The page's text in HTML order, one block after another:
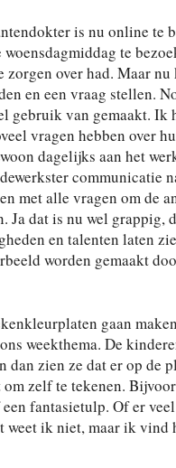
is nu online te
woensdagmiddag te
zorgen over had. Maar
en een vraag stellen.
gebruik van gemaakt. Ik
vragen hebben over
dagelijks aan het
communicatie
met alle vragen om de
Ja dat is nu wel grappig,
en talenten laten
worden gemaakt
gaan
weekthema. De
dan zien ze dat er op de
zelf te tekenen.
fantasietulp. Of er
weet ik niet, maar ik vind